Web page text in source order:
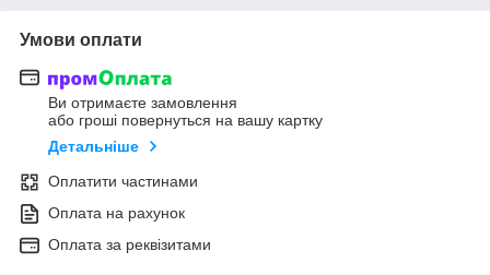
Умови оплати
Ви отримаєте замовлення
або гроші повернуться на вашу картку
Детальніше
Оплатити частинами
Оплата на рахунок
Оплата за реквізитами